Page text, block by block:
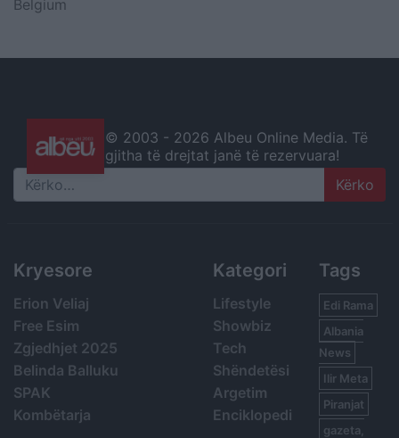
Belgium
© 2003 - 2026 Albeu Online Media. Të
gjitha të drejtat janë të rezervuara!
Search
Kryesore
Erion Veliaj
Free Esim
Zgjedhjet 2025
Belinda Balluku
SPAK
Kombëtarja
Kategori
Lifestyle
Showbiz
Tech
Shëndetësi
Argetim
Enciklopedi
Tags
Edi Rama
Albania
News
Ilir Meta
Piranjat
gazeta,